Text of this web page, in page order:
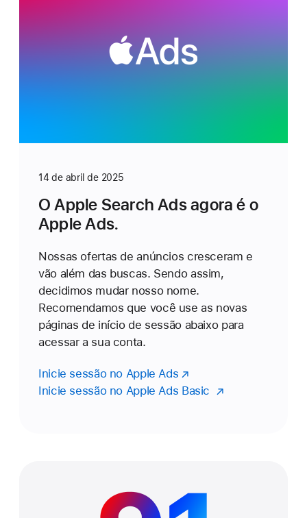
14 de abril de 2025
O Apple Search Ads agora é o
Apple Ads.
Nossas ofertas de anúncios cresceram e
vão além das buscas. Sendo assim,
decidimos mudar nosso nome.
Recomendamos que você use as novas
páginas de início de sessão abaixo para
acessar a sua conta.
Inicie sessão no Apple Ads
Inicie sessão no Apple Ads Basic